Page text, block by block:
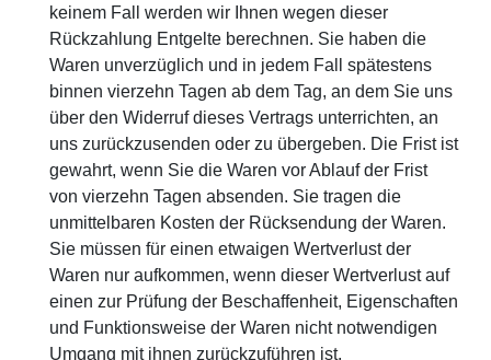
keinem Fall werden wir Ihnen wegen dieser
Rückzahlung Entgelte berechnen. Sie haben die
Waren unverzüglich und in jedem Fall spätestens
binnen vierzehn Tagen ab dem Tag, an dem Sie uns
über den Widerruf dieses Vertrags unterrichten, an
uns zurückzusenden oder zu übergeben. Die Frist ist
gewahrt, wenn Sie die Waren vor Ablauf der Frist
von vierzehn Tagen absenden. Sie tragen die
unmittelbaren Kosten der Rücksendung der Waren.
Sie müssen für einen etwaigen Wertverlust der
Waren nur aufkommen, wenn dieser Wertverlust auf
einen zur Prüfung der Beschaffenheit, Eigenschaften
und Funktionsweise der Waren nicht notwendigen
Umgang mit ihnen zurückzuführen ist.